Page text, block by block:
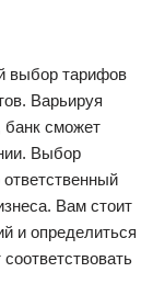
выбор тарифов
Варьируя
банк сможет
Выбор
Вам стоит
и определиться